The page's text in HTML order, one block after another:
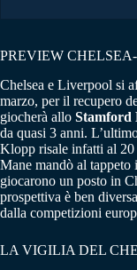
PREVIEW
Chelsea e Liverpool si
marzo, per il recupero
giocherà allo Stamford
da quasi 3 anni.
Klopp risale infatti al 20
Mane mandò al tappeto
giocarono un posto in
prospettiva è ben
dalla competizioni
LA VIGILIA DEL